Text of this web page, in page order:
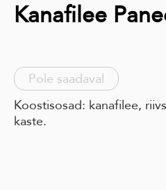
Kanafilee
Pole saadaval
Koostisosad: kanafilee,
kaste.